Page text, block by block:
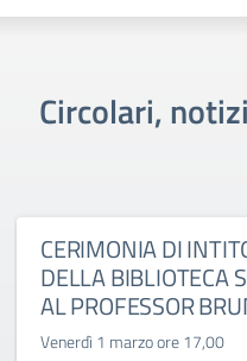
Circolari,
CERIMONIA DI
DELLA BIBLIOTECA
AL PROFESSOR
Venerdì 1 marzo ore 17,00